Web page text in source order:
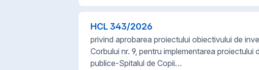
HCL 343/2026
privind aprobarea proiectului obiectivului de
Corbului nr. 9, pentru implementarea proiectului
publice-Spitalul de Copii…